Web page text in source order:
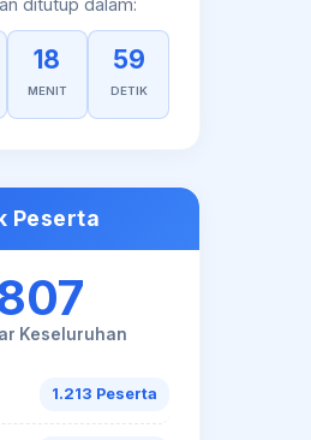
ditutup dalam:
18
MENIT
58
DETIK
Peserta
Keseluruhan
1.213 Peserta